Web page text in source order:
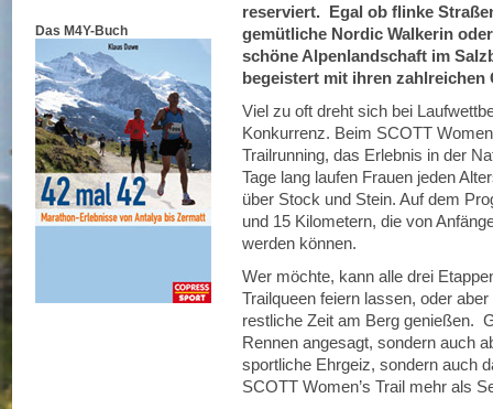
Das M4Y-Buch
reserviert. Egal ob flinke
gemütliche Nordic Walkerin
schöne Alpenlandschaft im
begeistert mit ihren zahlreichen
Viel zu oft dreht sich bei
Konkurrenz. Beim SCOTT
Trailrunning, das Erlebnis in der
Tage lang laufen Frauen jeden
über Stock und Stein. Auf dem
und 15 Kilometern, die von
werden können.
Wer möchte, kann alle drei
Trailqueen feiern lassen, oder
restliche Zeit am Berg genießen.
Rennen angesagt, sondern auch
sportliche Ehrgeiz, sondern auch
SCOTT Women’s Trail mehr als